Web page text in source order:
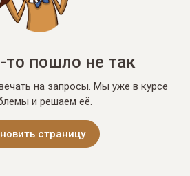
то пошло не так
на запросы. Мы уже в курсе
и решаем её.
страницу